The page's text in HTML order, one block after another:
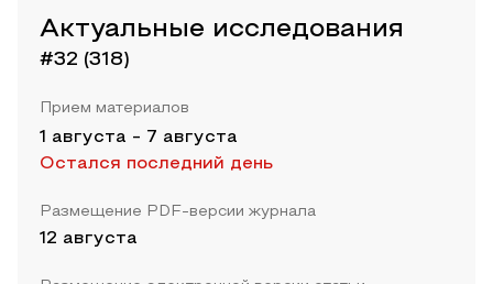
Актуальные исследования
#32 (318)
Прием материалов
1 августа - 7 августа
Остался последний день
Размещение PDF-версии журнала
12 августа